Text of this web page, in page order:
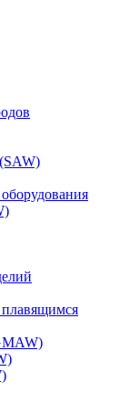
плавящимся